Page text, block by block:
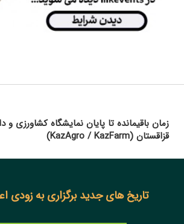
زمان باقیمانده تا پایان نمایشگاه کشاورزی و
قزاقستان (KazAgro / KazFarm)
تاریخ های جدید برگزاری به زودی